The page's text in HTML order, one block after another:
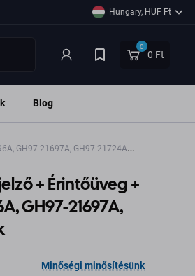
Hungary, HUF Ft
0
0 Ft
Blog
GH97-21697A, GH97-21724A
+ Érintőüveg +
GH97-21697A,
Minőségi minősítésünk